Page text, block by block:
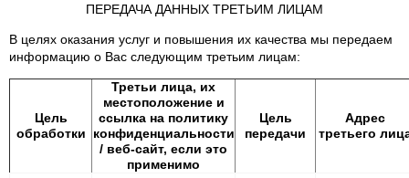
ПЕРЕДАЧА ДАННЫХ ТРЕТЬИМ ЛИЦАМ
В целях оказания услуг и повышения их качества мы передаем
информацию о Вас следующим третьим лицам:
Цель
обработки
Третьи лица, их
местоположение и
ссылка на политику
конфиденциальности
/ веб-сайт, если это
применимо
Цель
передачи
Адрес
третьего